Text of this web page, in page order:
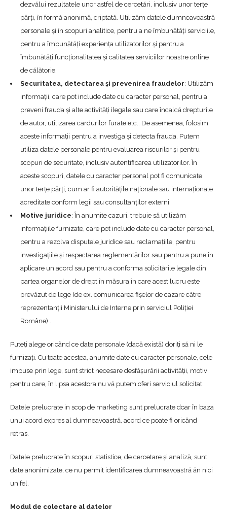
dezvălui rezultatele unor astfel de cercetări, inclusiv unor terțe
părți, în formă anonimă, criptată. Utilizăm datele dumneavoastră
personale și în scopuri analitice, pentru a ne îmbunătăți serviciile,
pentru a îmbunătăți experiența utilizatorilor și pentru a
îmbunătăți funcționalitatea și calitatea serviciilor noastre online
de călătorie.
Securitatea, detectarea și prevenirea fraudelor: Utilizăm
informații, care pot include date cu caracter personal, pentru a
preveni frauda și alte activități ilegale sau care încalcă drepturile
de autor, utilizarea cardurilor furate etc.. De asemenea, folosim
aceste informații pentru a investiga și detecta frauda. Putem
utiliza datele personale pentru evaluarea riscurilor și pentru
scopuri de securitate, inclusiv autentificarea utilizatorilor. În
aceste scopuri, datele cu caracter personal pot fi comunicate
unor terțe părți, cum ar fi autoritățile naționale sau internaționale
acreditate conform legii sau consultanților externi.
Motive juridice: În anumite cazuri, trebuie să utilizăm
informațiile furnizate, care pot include date cu caracter personal,
pentru a rezolva disputele juridice sau reclamațiile, pentru
investigațiile și respectarea reglementărilor sau pentru a pune în
aplicare un acord sau pentru a conforma solicitările legale din
partea organelor de drept în măsura în care acest lucru este
prevăzut de lege (de ex. comunicarea fișelor de cazare către
reprezentanții Ministerului de Interne prin serviciul Poliției
Române) .
Puteți alege oricând ce date personale (dacă există) doriți să ni le
furnizați. Cu toate acestea, anumite date cu caracter personale, cele
impuse prin lege, sunt strict necesare desfășurării activității, motiv
pentru care, în lipsa acestora nu vă putem oferi serviciul solicitat.
Datele prelucrate in scop de marketing sunt prelucrate doar în baza
unui acord expres al dumneavoastră, acord ce poate fi oricând
retras.
Datele prelucrate în scopuri statistice, de cercetare și analiză, sunt
date anonimizate, ce nu permit identificarea dumneavoastră ăn nici
un fel.
Modul de colectare al datelor